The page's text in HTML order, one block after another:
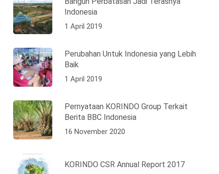
Indonesia
1 April 2019
Perubahan Untuk Indonesia yang Lebih
Baik
1 April 2019
Pernyataan KORINDO Group Terkait
Berita BBC Indonesia
16 November 2020
KORINDO CSR Annual Report 2017